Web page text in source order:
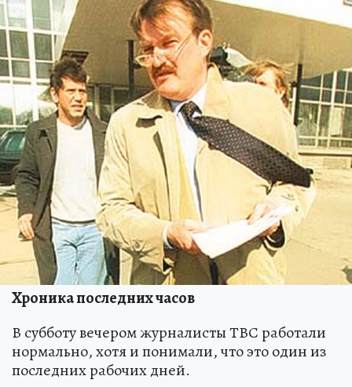
Хроника последних часов
В субботу вечером журналисты ТВС работали
нормально, хотя и понимали, что это один из
последних рабочих дней.